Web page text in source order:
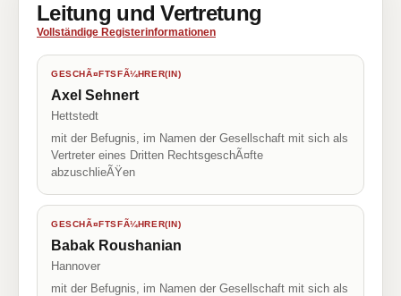
Leitung und Vertretung
Vollständige Registerinformationen
GESCHÃ¤FTSFÃ¼HRER(IN)
Axel Sehnert
Hettstedt
mit der Befugnis, im Namen der Gesellschaft mit sich als
Vertreter eines Dritten RechtsgeschÃ¤fte
abzuschlieÃŸen
GESCHÃ¤FTSFÃ¼HRER(IN)
Babak Roushanian
Hannover
mit der Befugnis, im Namen der Gesellschaft mit sich als